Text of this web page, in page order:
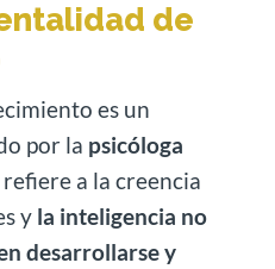
de
es un
por la psicóloga
refiere a la creencia
y la inteligencia no
desarrollarse y